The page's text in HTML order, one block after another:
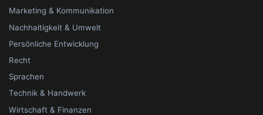
Marketing & Kommunikation
Nachhaltigkeit & Umwelt
Persönliche Entwicklung
Recht
Sprachen
Technik & Handwerk
Wirtschaft & Finanzen